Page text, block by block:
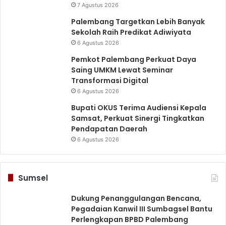
7 Agustus 2026
Palembang Targetkan Lebih Banyak
Sekolah Raih Predikat Adiwiyata
6 Agustus 2026
Pemkot Palembang Perkuat Daya
Saing UMKM Lewat Seminar
Transformasi Digital
6 Agustus 2026
Bupati OKUS Terima Audiensi Kepala
Samsat, Perkuat Sinergi Tingkatkan
Pendapatan Daerah
6 Agustus 2026
Sumsel
Dukung Penanggulangan Bencana,
Pegadaian Kanwil III Sumbagsel Bantu
Perlengkapan BPBD Palembang